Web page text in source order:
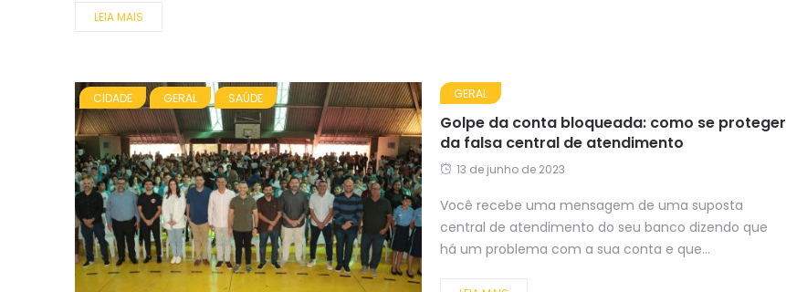
LEIA MAIS
CIDADE GERAL SAÚDE GERAL
Golpe da conta bloqueada: como se proteger
da falsa central de atendimento
13 de junho de 2023
Você recebe uma mensagem de uma suposta
central de atendimento do seu banco dizendo que
há um problema com a sua conta e que...